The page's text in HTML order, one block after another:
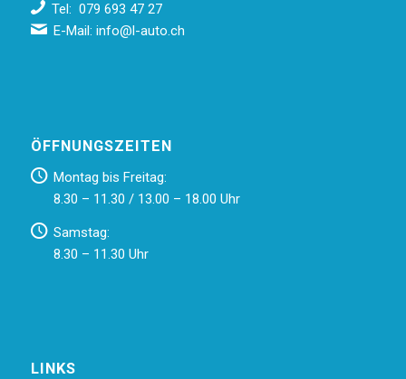
Tel: 079 693 47 27
E-Mail:info@l-auto.ch
ÖFFNUNGSZEITEN
Montag bis Freitag:
8.30 – 11.30 / 13.00 – 18.00 Uhr
Samstag:
8.30 – 11.30 Uhr
LINKS